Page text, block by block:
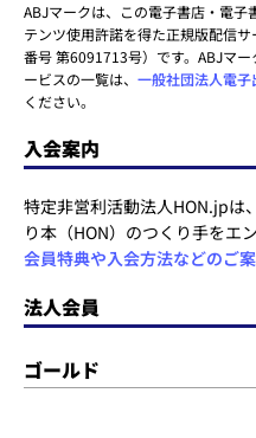
ABJマークは、この電子書店・電
テンツ使用許諾を得た正規版配信
番号 第6091713号）です。ABJマ
ービスの一覧は、 一般社団法人電
ください。
入会案内
特定非営利活動法人HON.jpは
り本（HON）のつくり手をエ
会員特典や入会方法などのご
法人会員
ゴールド